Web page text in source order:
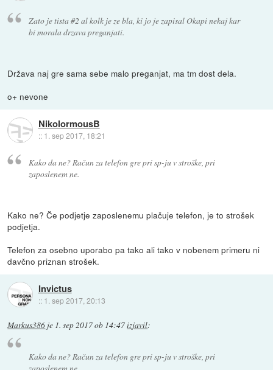
Zato je tista #2 al kolk je ze bla, ki jo je zapisal Okapi nekaj kar
bi morala drzava preganjati.
Država naj gre sama sebe malo preganjat, ma tm dost dela.
o+ nevone
NikolormousB
:: 1. sep 2017, 18:21
Kako da ne? Račun za telefon gre pri sp-ju v stroške, pri
zaposlenem ne.
Kako ne? Če podjetje zaposlenemu plačuje telefon, je to strošek
podjetja.
Telefon za osebno uporabo pa tako ali tako v nobenem primeru ni
davčno priznan strošek.
Invictus
:: 1. sep 2017, 20:13
Markus386 je 1. sep 2017 ob 14:47izjavil:
Kako da ne? Račun za telefon gre pri sp-ju v stroške, pri